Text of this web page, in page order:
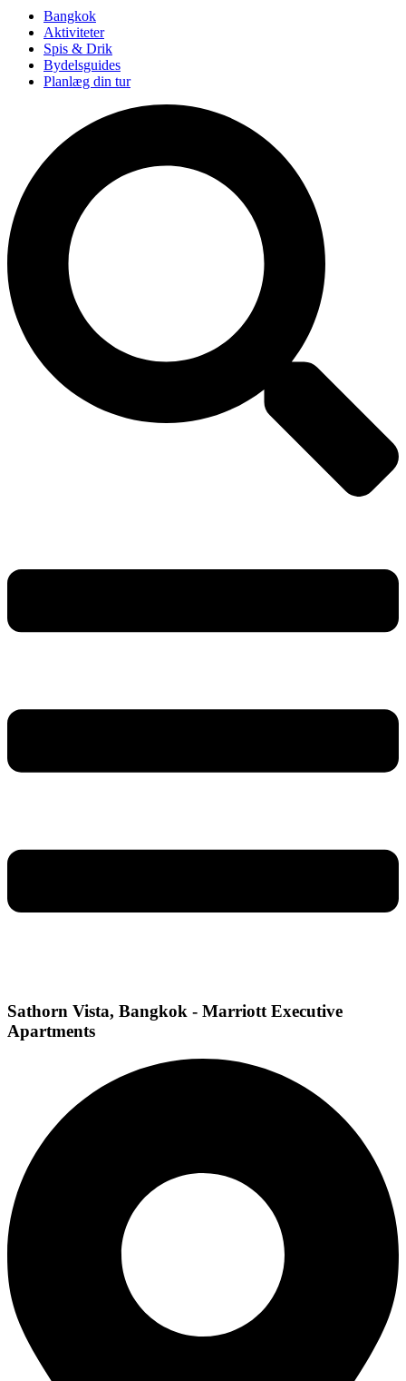
Bangkok
Aktiviteter
Spis & Drik
Bydelsguides
Planlæg din tur
Sathorn Vista, Bangkok - Marriott Executive
Apartments